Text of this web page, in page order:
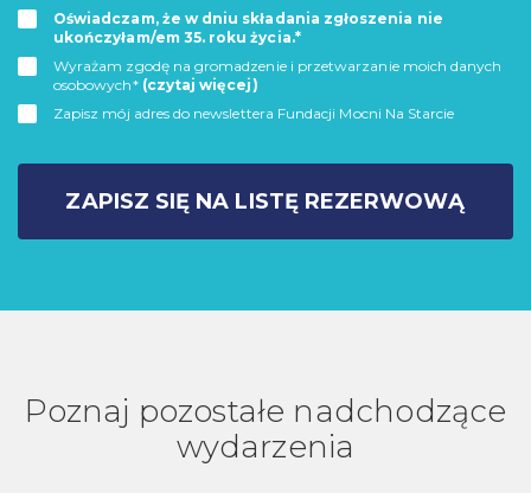
Oświadczam, że w dniu składania zgłoszenia nie
ukończyłam/em 35. roku życia.*
Wyrażam zgodę na gromadzenie i przetwarzanie moich danych
osobowych* (czytaj więcej)
Zapisz mój adres do newslettera Fundacji Mocni Na Starcie
ZAPISZ SIĘ NA LISTĘ REZERWOWĄ
Poznaj pozostałe nadchodzące
wydarzenia